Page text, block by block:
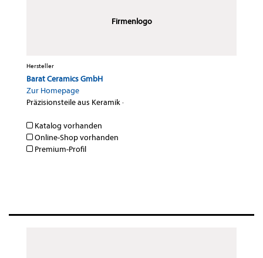
Firmenlogo
Hersteller
Barat Ceramics GmbH
Zur Homepage
Präzisionsteile aus Keramik·
Katalog vorhanden
Online-Shop vorhanden
Premium-Profil